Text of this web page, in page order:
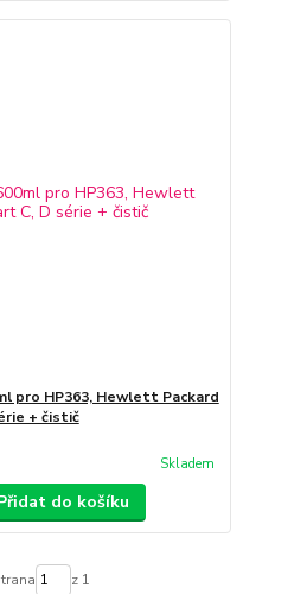
pro HP363, Hewlett Packard
+ čistič
Skladem
do košíku
z 1